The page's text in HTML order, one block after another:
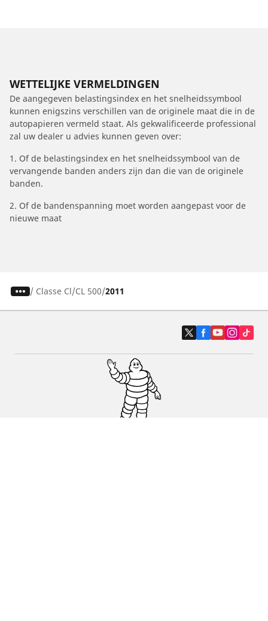
WETTELIJKE VERMELDINGEN
De aangegeven belastingsindex en het snelheidssymbool
kunnen enigszins verschillen van de originele maat die in de
autopapieren vermeld staat. Als gekwalificeerde professional
zal uw dealer u advies kunnen geven over:
1. Of de belastingsindex en het snelheidssymbool van de
vervangende banden anders zijn dan die van de originele
banden.
2. Of de bandenspanning moet worden aangepast voor de
nieuwe maat
/ Classe Cl CL 500 2011